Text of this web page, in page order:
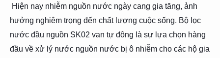
Hiện nay nhiễm nguồn nước ngày cang gia tăng, ảnh
hưởng nghiêm trọng đến chất lượng cuộc sống. Bộ lọc
nước đầu nguồn SK02 van tự đông là sự lựa chọn hàng
đầu về xử lý nước nguồn nước bị ô nhiễm cho các hộ gia